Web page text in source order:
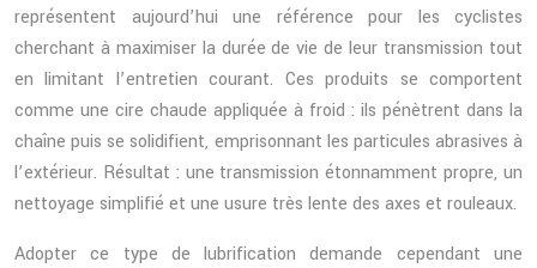
représentent aujourd’hui une référence pour les cyclistes
cherchant à maximiser la durée de vie de leur transmission tout
en limitant l’entretien courant. Ces produits se comportent
comme une cire chaude appliquée à froid : ils pénètrent dans la
chaîne puis se solidifient, emprisonnant les particules abrasives à
l’extérieur. Résultat : une transmission étonnamment propre, un
nettoyage simplifié et une usure très lente des axes et rouleaux.
Adopter ce type de lubrification demande cependant une